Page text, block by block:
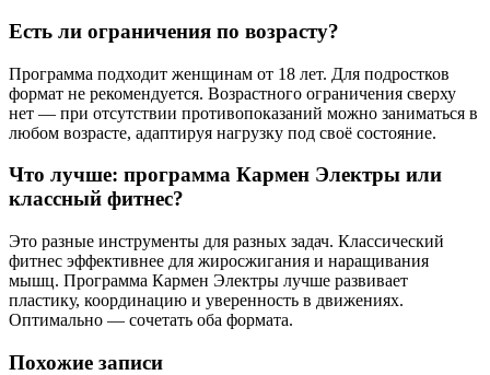
Есть ли ограничения по возрасту?
Программа подходит женщинам от 18 лет. Для подростков
формат не рекомендуется. Возрастного ограничения сверху
нет — при отсутствии противопоказаний можно заниматься в
любом возрасте, адаптируя нагрузку под своё состояние.
Что лучше: программа Кармен Электры или
классный фитнес?
Это разные инструменты для разных задач. Классический
фитнес эффективнее для жиросжигания и наращивания
мышц. Программа Кармен Электры лучше развивает
пластику, координацию и уверенность в движениях.
Оптимально — сочетать оба формата.
Похожие записи